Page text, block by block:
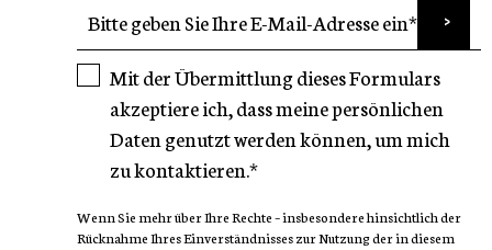
Mit der Übermittlung dieses Formulars
akzeptiere ich, dass meine persönlichen
Daten genutzt werden können, um mich
zu kontaktieren.*
Wenn Sie mehr über Ihre Rechte – insbesondere hinsichtlich der
Rücknahme Ihres Einverständnisses zur Nutzung der in diesem